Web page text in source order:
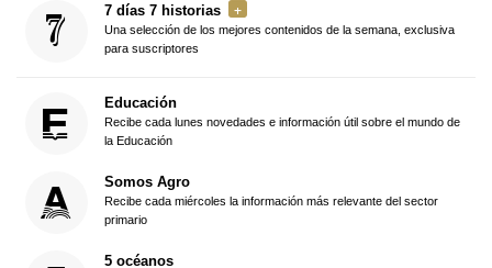
7 días 7 historias
Una selección de los mejores contenidos de la semana, exclusiva
para suscriptores
Educación
Recibe cada lunes novedades e información útil sobre el mundo de
la Educación
Somos Agro
Recibe cada miércoles la información más relevante del sector
primario
5 océanos